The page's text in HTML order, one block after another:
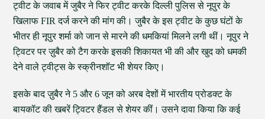
ट्वीट के जवाब में जुबैर ने फिर ट्वीट करके दिल्ली पुलिस से नूपुर के
खिलाफ FIR दर्ज करने की मांग की। जुबैर के इस ट्वीट के कुछ घंटों के
भीतर ही नूपुर शर्मा को जान से मारने की धमकियां मिलने लगी थीं। नूपुर ने
ट्विटर पर ज़ुबैर को टैग करके इसकी शिकायत भी की और खुद को धमकी
देने वाले ट्वीट्स के स्क्रीनशॉट भी शेयर किए।
इसके बाद ज़ुबैर ने 5 और 6 जून को अरब देशों में भारतीय प्रोडक्ट के
बायकॉट की खबरें ट्विटर हैंडल से शेयर कीं। उसने दावा किया कि कई